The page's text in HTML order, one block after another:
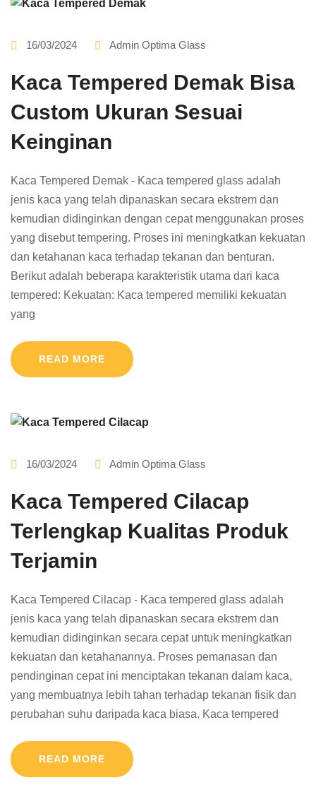
16/03/2024 Admin Optima Glass
Kaca Tempered Demak Bisa
Custom Ukuran Sesuai
Keinginan
Kaca Tempered Demak - Kaca tempered glass adalah
jenis kaca yang telah dipanaskan secara ekstrem dan
kemudian didinginkan dengan cepat menggunakan proses
yang disebut tempering. Proses ini meningkatkan kekuatan
dan ketahanan kaca terhadap tekanan dan benturan.
Berikut adalah beberapa karakteristik utama dari kaca
tempered: Kekuatan: Kaca tempered memiliki kekuatan
yang
READ MORE
16/03/2024 Admin Optima Glass
Kaca Tempered Cilacap
Terlengkap Kualitas Produk
Terjamin
Kaca Tempered Cilacap - Kaca tempered glass adalah
jenis kaca yang telah dipanaskan secara ekstrem dan
kemudian didinginkan secara cepat untuk meningkatkan
kekuatan dan ketahanannya. Proses pemanasan dan
pendinginan cepat ini menciptakan tekanan dalam kaca,
yang membuatnya lebih tahan terhadap tekanan fisik dan
perubahan suhu daripada kaca biasa. Kaca tempered
READ MORE